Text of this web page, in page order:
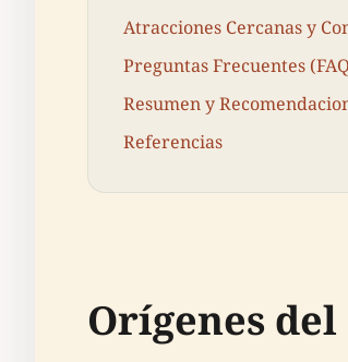
Atracciones Cercanas y
Preguntas Frecuentes
Resumen y
Referencias
Orígenes